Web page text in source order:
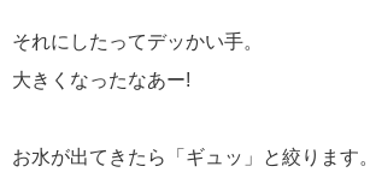
それにしたってデッかい手。
大きくなったなあー!
お水が出てきたら「ギュッ」と絞ります。